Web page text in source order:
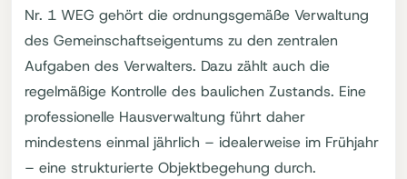
Nr. 1 WEG gehört die ordnungsgemäße Verwaltung
des Gemeinschaftseigentums zu den zentralen
Aufgaben des Verwalters. Dazu zählt auch die
regelmäßige Kontrolle des baulichen Zustands. Eine
professionelle Hausverwaltung führt daher
mindestens einmal jährlich – idealerweise im Frühjahr
– eine strukturierte Objektbegehung durch.